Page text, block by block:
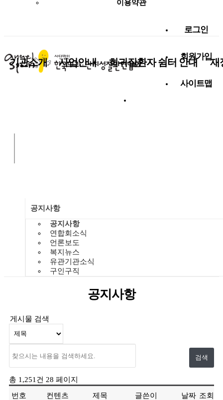
이용약관
로그인
회원가입
사이트맵
기관소개 사업안내 희귀질환자 쉼터 안내 재
공지사항
공지사항
연합회소식
언론보도
복지뉴스
유관기관소식
구인구직
공지사항
게시물 검색
총 1,251건 28 페이지
번호
컨텐츠 제목 글쓴이 날짜 조회